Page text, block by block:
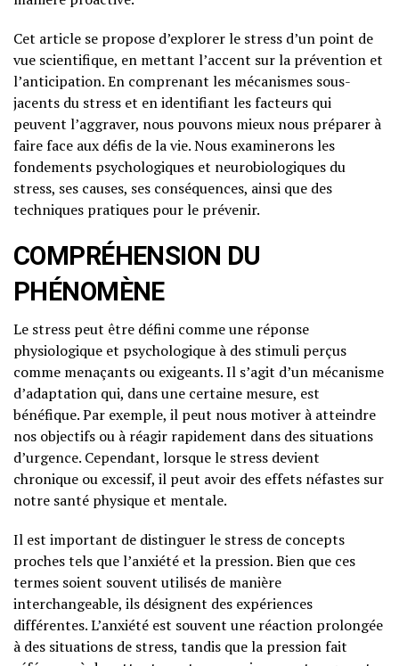
Cet article se propose d’explorer le stress d’un point de
vue scientifique, en mettant l’accent sur la prévention et
l’anticipation. En comprenant les mécanismes sous-
jacents du stress et en identifiant les facteurs qui
peuvent l’aggraver, nous pouvons mieux nous préparer à
faire face aux défis de la vie. Nous examinerons les
fondements psychologiques et neurobiologiques du
stress, ses causes, ses conséquences, ainsi que des
techniques pratiques pour le prévenir.
COMPRÉHENSION DU
PHÉNOMÈNE
Le stress peut être défini comme une réponse
physiologique et psychologique à des stimuli perçus
comme menaçants ou exigeants. Il s’agit d’un mécanisme
d’adaptation qui, dans une certaine mesure, est
bénéfique. Par exemple, il peut nous motiver à atteindre
nos objectifs ou à réagir rapidement dans des situations
d’urgence. Cependant, lorsque le stress devient
chronique ou excessif, il peut avoir des effets néfastes sur
notre santé physique et mentale.
Il est important de distinguer le stress de concepts
proches tels que l’anxiété et la pression. Bien que ces
termes soient souvent utilisés de manière
interchangeable, ils désignent des expériences
différentes. L’anxiété est souvent une réaction prolongée
à des situations de stress, tandis que la pression fait